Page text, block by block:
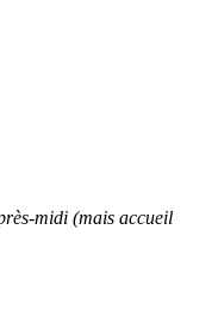
midi (mais accueil